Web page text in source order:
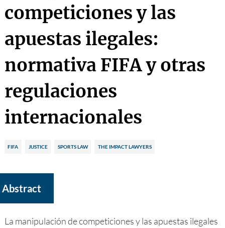
competiciones y las
apuestas ilegales:
normativa FIFA y otras
regulaciones
internacionales
FIFA JUSTICE SPORTS LAW THE IMPACT LAWYERS
Abstract
La manipulación de competiciones y las apuestas ilegales